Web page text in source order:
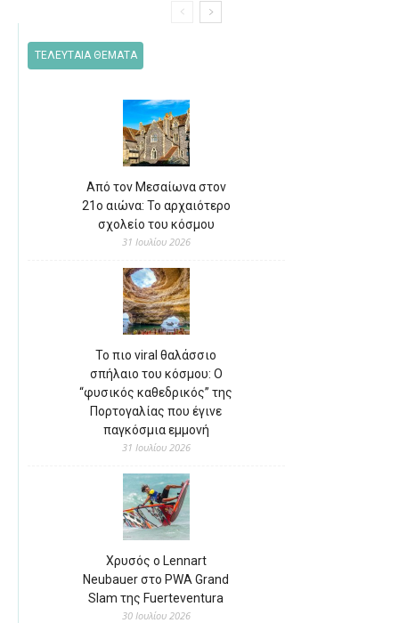
ΤΕΛΕΥΤΑΙΑ ΘΕΜΑΤΑ
Από τον Μεσαίωνα στον
21ο αιώνα: Το αρχαιότερο
σχολείο του κόσμου
31 Ιουλίου 2026
Το πιο viral θαλάσσιο
σπήλαιο του κόσμου: Ο
“φυσικός καθεδρικός” της
Πορτογαλίας που έγινε
παγκόσμια εμμονή
31 Ιουλίου 2026
Χρυσός ο Lennart
Neubauer στο PWA Grand
Slam της Fuerteventura
30 Ιουλίου 2026